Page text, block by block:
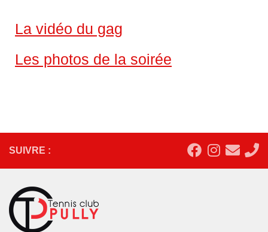
La vidéo du gag
Les photos de la soirée
SUIVRE :